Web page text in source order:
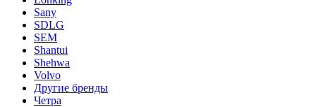
Sany
SDLG
SEM
Shantui
Shehwa
Volvo
Другие бренды
Четра